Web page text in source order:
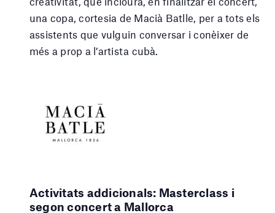
una copa, cortesia de Macià Batlle, per a tots els
assistents que vulguin conversar i conèixer de
més a prop a l’artista cubà.
Activitats addicionals: Masterclass i
segon concert a Mallorca